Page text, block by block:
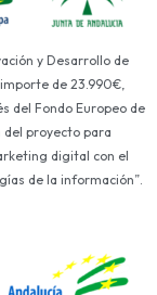
y Desarrollo de
de 23.990€,
del Fondo Europeo de
del proyecto para
digital con el
de la información”.